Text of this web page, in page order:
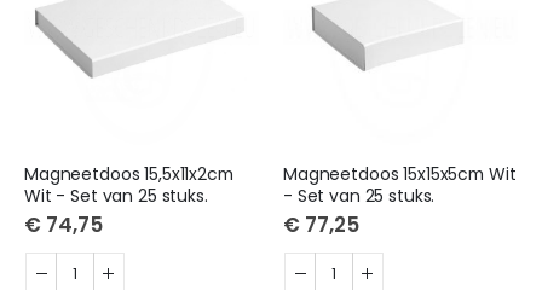
Magneetdoos 15,5x11x2cm
Wit - Set van 25 stuks.
€ 74,75
Magneetdoos 15x15x5cm Wit
- Set van 25 stuks.
€ 77,25